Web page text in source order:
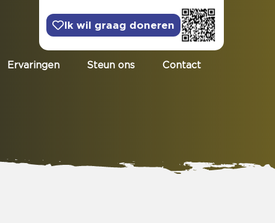
Ik wil graag doneren
Ervaringen Steun ons Contact